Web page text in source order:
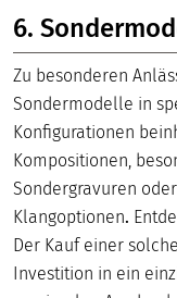
6.
Zu besonderen
Sondermodelle in
Konfigurationen
Kompositionen,
Sondergravuren
Klangoptionen.
Der Kauf einer
Investition in ein